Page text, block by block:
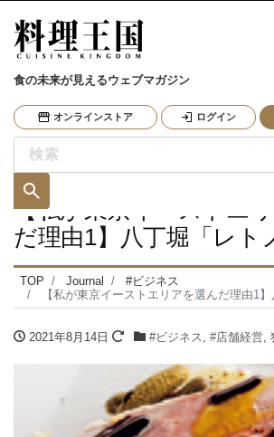
食の未来が見えるウェブマガジン
オンラインストア ログイン
【私が東京イーストエ
だ理由1】八丁堀「レト
TOP Journal
#ビジネス
【私が東京イーストエリアを選んだ理由1】
2021年8月14日 #ビジネス, #店舗経営,